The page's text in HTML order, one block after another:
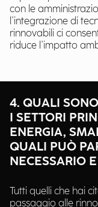
con le
l'integrazione di
rinnovabili ci
riduce l'impatto
4. QUALI
I SETTORI
ENERGIA,
QUALI PUÒ
NECESSARIO
Tutti quelli che hai
passaggio alle